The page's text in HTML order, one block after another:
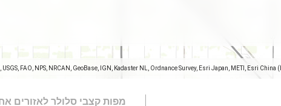
FAO, NPS, NRCAN, GeoBase, IGN, Kadaster NL, Ordnance Survey, Esri Japan, METI, Esri
מפות קצבי סלולר לאזורים